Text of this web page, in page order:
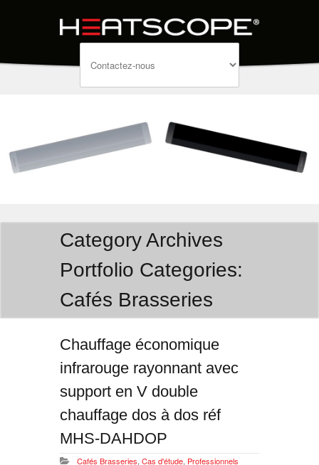
Category Archives
Portfolio Categories:
Cafés Brasseries
Chauffage économique
infrarouge rayonnant avec
support en V double
chauffage dos à dos réf
MHS-DAHDOP
Cafés Brasseries, Cas d'étude, Professionnels